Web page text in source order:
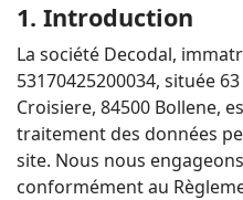
1. Introduction
La société Decodal,
53170425200034, située
Croisiere, 84500 Bollene,
traitement des données
site. Nous nous
conformément au